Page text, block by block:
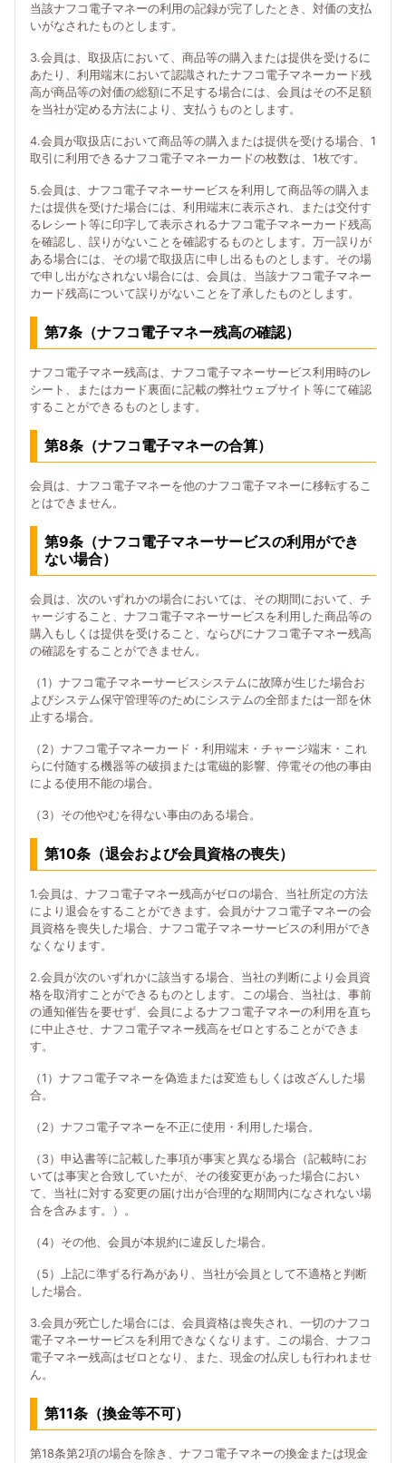
当該ナフコ電子マネーの利用の記録が完了したとき、対価の支払
いがなされたものとします。
3.会員は、取扱店において、商品等の購入または提供を受けるに
あたり、利用端末において認識されたナフコ電子マネーカード残
高が商品等の対価の総額に不足する場合には、会員はその不足額
を当社が定める方法により、支払うものとします。
4.会員が取扱店において商品等の購入または提供を受ける場合、1
取引に利用できるナフコ電子マネーカードの枚数は、1枚です。
5.会員は、ナフコ電子マネーサービスを利用して商品等の購入ま
たは提供を受けた場合には、利用端末に表示され、または交付す
るレシート等に印字して表示されるナフコ電子マネーカード残高
を確認し、誤りがないことを確認するものとします。万一誤りが
ある場合には、その場で取扱店に申し出るものとします。その場
で申し出がなされない場合には、会員は、当該ナフコ電子マネー
カード残高について誤りがないことを了承したものとします。
第7条（ナフコ電子マネー残高の確認）
ナフコ電子マネー残高は、ナフコ電子マネーサービス利用時のレ
シート、またはカード裏面に記載の弊社ウェブサイト等にて確認
することができるものとします。
第8条（ナフコ電子マネーの合算）
会員は、ナフコ電子マネーを他のナフコ電子マネーに移転するこ
とはできません。
第9条（ナフコ電子マネーサービスの利用ができ
ない場合）
会員は、次のいずれかの場合においては、その期間において、チ
ャージすること、ナフコ電子マネーサービスを利用した商品等の
購入もしくは提供を受けること、ならびにナフコ電子マネー残高
の確認をすることができません。
（1）ナフコ電子マネーサービスシステムに故障が生じた場合お
よびシステム保守管理等のためにシステムの全部または一部を休
止する場合。
（2）ナフコ電子マネーカード・利用端末・チャージ端末・これ
らに付随する機器等の破損または電磁的影響、停電その他の事由
による使用不能の場合。
（3）その他やむを得ない事由のある場合。
第10条（退会および会員資格の喪失）
1.会員は、ナフコ電子マネー残高がゼロの場合、当社所定の方法
により退会をすることができます。会員がナフコ電子マネーの会
員資格を喪失した場合、ナフコ電子マネーサービスの利用ができ
なくなります。
2.会員が次のいずれかに該当する場合、当社の判断により会員資
格を取消すことができるものとします。この場合、当社は、事前
の通知催告を要せず、会員によるナフコ電子マネーの利用を直ち
に中止させ、ナフコ電子マネー残高をゼロとすることができま
す。
（1）ナフコ電子マネーを偽造または変造もしくは改ざんした場
合。
（2）ナフコ電子マネーを不正に使用・利用した場合。
（3）申込書等に記載した事項が事実と異なる場合（記載時にお
いては事実と合致していたが、その後変更があった場合におい
て、当社に対する変更の届け出が合理的な期間内になされない場
合を含みます。）。
（4）その他、会員が本規約に違反した場合。
（5）上記に準ずる行為があり、当社が会員として不適格と判断
した場合。
3.会員が死亡した場合には、会員資格は喪失され、一切のナフコ
電子マネーサービスを利用できなくなります。この場合、ナフコ
電子マネー残高はゼロとなり、また、現金の払戻しも行われませ
ん。
第11条（換金等不可）
第18条第2項の場合を除き、ナフコ電子マネーの換金または現金